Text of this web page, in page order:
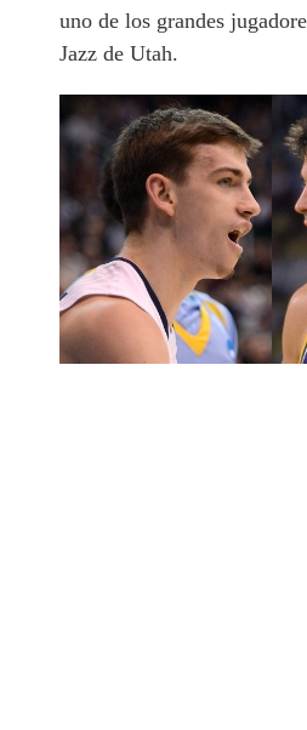
uno de los grandes
Jazz de Utah.